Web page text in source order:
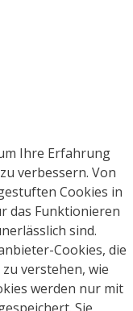
Ihre Erfahrung
verbessern. Von
Cookies in
das Funktionieren
sind.
Cookies, die
verstehen, wie
werden nur mit
Sie